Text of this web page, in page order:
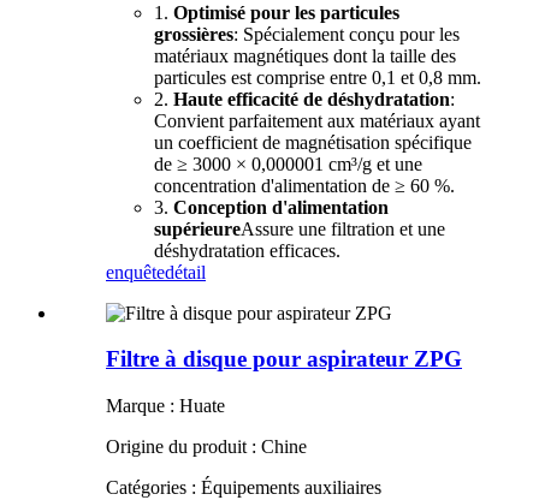
1. Optimisé pour les particules
grossières: Spécialement conçu pour les
matériaux magnétiques dont la taille des
particules est comprise entre 0,1 et 0,8 mm.
2. Haute efficacité de déshydratation:
Convient parfaitement aux matériaux ayant
un coefficient de magnétisation spécifique
de ≥ 3000 × 0,000001 cm³/g et une
concentration d'alimentation de ≥ 60 %.
3. Conception d'alimentation
supérieureAssure une filtration et une
déshydratation efficaces.
enquêtedétail
Filtre à disque pour aspirateur ZPG
Marque : Huate
Origine du produit : Chine
Catégories : Équipements auxiliaires